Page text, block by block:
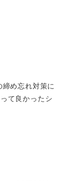
締め忘れ対策に
て良かったシ